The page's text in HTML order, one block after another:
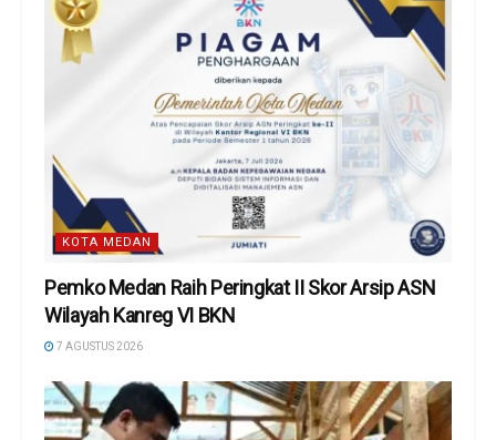
KOTA MEDAN
Pemko Medan Raih Peringkat II Skor Arsip ASN
Wilayah Kanreg VI BKN
7 AGUSTUS 2026